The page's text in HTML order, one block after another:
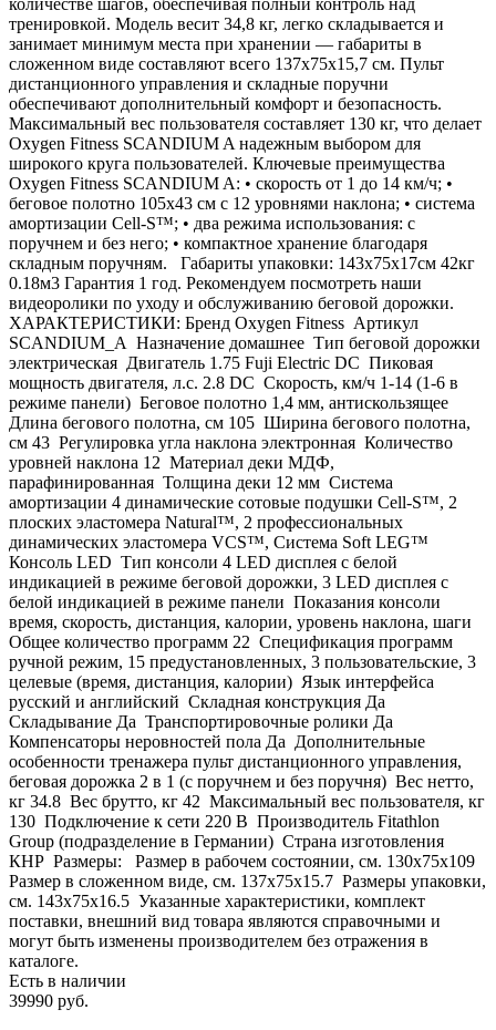
количестве шагов, обеспечивая полный контроль над
тренировкой. Модель весит 34,8 кг, легко складывается и
занимает минимум места при хранении — габариты в
сложенном виде составляют всего 137х75х15,7 см. Пульт
дистанционного управления и складные поручни
обеспечивают дополнительный комфорт и безопасность.
Максимальный вес пользователя составляет 130 кг, что делает
Oxygen Fitness SCANDIUM A надежным выбором для
широкого круга пользователей. Ключевые преимущества
Oxygen Fitness SCANDIUM A: • скорость от 1 до 14 км/ч; •
беговое полотно 105х43 см с 12 уровнями наклона; • система
амортизации Cell-S™; • два режима использования: с
поручнем и без него; • компактное хранение благодаря
складным поручням. Габариты упаковки: 143х75х17см 42кг
0.18м3 Гарантия 1 год. Рекомендуем посмотреть наши
видеоролики по уходу и обслуживанию беговой дорожки.
ХАРАКТЕРИСТИКИ: Бренд Oxygen Fitness Артикул
SCANDIUM_A Назначение домашнее Тип беговой дорожки
электрическая Двигатель 1.75 Fuji Electric DC Пиковая
мощность двигателя, л.с. 2.8 DC Скорость, км/ч 1-14 (1-6 в
режиме панели) Беговое полотно 1,4 мм, антискользящее
Длина бегового полотна, см 105 Ширина бегового полотна,
см 43 Регулировка угла наклона электронная Количество
уровней наклона 12 Материал деки МДФ,
парафинированная Толщина деки 12 мм Система
амортизации 4 динамические сотовые подушки Cell-S™, 2
плоских эластомера Natural™, 2 профессиональных
динамических эластомера VCS™, Система Soft LEG™
Консоль LED Тип консоли 4 LED дисплея с белой
индикацией в режиме беговой дорожки, 3 LED дисплея с
белой индикацией в режиме панели Показания консоли
время, скорость, дистанция, калории, уровень наклона, шаги
Общее количество программ 22 Спецификация программ
ручной режим, 15 предустановленных, 3 пользовательские, 3
целевые (время, дистанция, калории) Язык интерфейса
русский и английский Складная конструкция Да
Складывание Да Транспортировочные ролики Да
Компенсаторы неровностей пола Да Дополнительные
особенности тренажера пульт дистанционного управления,
беговая дорожка 2 в 1 (с поручнем и без поручня) Вес нетто,
кг 34.8 Вес брутто, кг 42 Максимальный вес пользователя, кг
130 Подключение к сети 220 В Производитель Fitathlon
Group (подразделение в Германии) Страна изготовления
КНР Размеры: Размер в рабочем состоянии, см. 130х75x109
Размер в сложенном виде, см. 137х75x15.7 Размеры упаковки,
см. 143х75x16.5 Указанные характеристики, комплект
поставки, внешний вид товара являются справочными и
могут быть изменены производителем без отражения в
каталоге.
Есть в наличии
39990 руб.